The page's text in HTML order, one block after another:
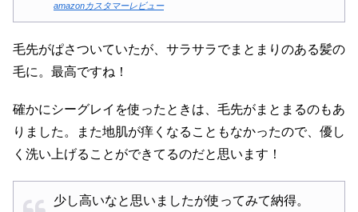
amazonカスタマーレビュー
毛先がぱさついていたが、サラサラでまとまりのある髪の
毛に。最高ですね！
確かにシーグレイを使ったときは、毛先がまとまるのもあ
りました。また地肌が痒くなることもなかったので、優し
く洗い上げることができてるのだと思います！
少し高いなと思いましたが使ってみて納得。